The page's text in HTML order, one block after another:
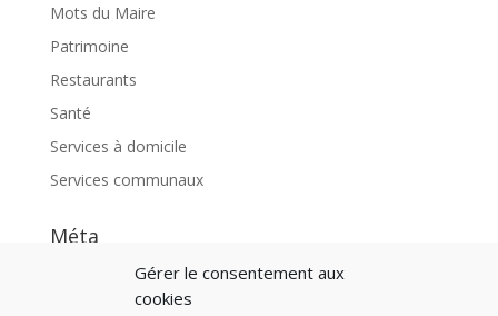
Gérer le consentement aux
cookies
Mots du Maire
Patrimoine
Restaurants
Santé
Services à domicile
Services communaux
Méta
Flux des publications